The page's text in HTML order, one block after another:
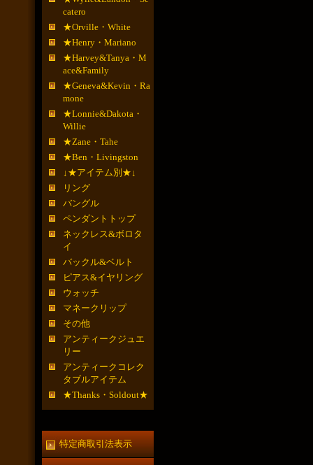
catero
★Orville・White
★Henry・Mariano
★Harvey&Tanya・M
ace&Family
★Geneva&Kevin・Ra
mone
★Lonnie&Dakota・
Willie
★Zane・Tahe
★Ben・Livingston
↓★アイテム別★↓
リング
バングル
ペンダントトップ
ネックレス&ボロタ
イ
バックル&ベルト
ピアス&イヤリング
ウォッチ
マネークリップ
その他
アンティークジュエ
リー
アンティークコレク
タブルアイテム
★Thanks・Soldout★
特定商取引法表示